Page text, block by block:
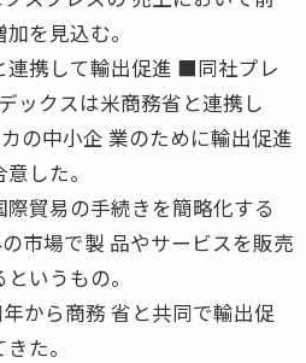
を見込む。
連携して輸出促進 ■同社プレ
ックスは米商務省と連携し
の中小企 業のために輸出促進
した。
貿易の手続きを簡略化する
市場で製 品やサービスを販売
いうもの。
から商務 省と共同で輸出促
た。